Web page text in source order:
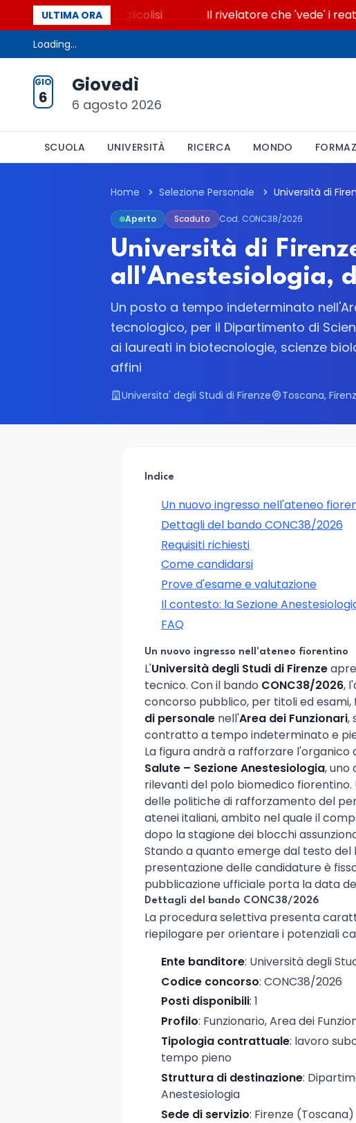
ULTIMA ORA
che accende la glicolisi Il rivelatore che 'vede' i
Loading...
GIO
6
Giovedì
6 agosto 2026
SCUOLA UNIVERSITÀ RICERCA MONDO
Home Selezione Personale
Aperto Scaduto Cod. CONC38/2026
Università di
all'Anestesiologia,
Un posto a tempo indeterminato
tecnologico, per il Dipartimento di
ai laureati in biotecnologie, scienze
affini
Universita' degli Studi di Firenze Toscana,
Indice
Un nuovo ingresso nell'ateneo
Dettagli del bando CONC38/2026
Requisiti richiesti
Come candidarsi
Prove d'esame e valutazione
Il contesto: la Sezione
FAQ
Un nuovo ingresso nell'ateneo fiorentino
L'Università degli Studi di Firenze
tecnico. Con il bando CONC38/2026,
concorso pubblico, per titoli ed esami,
di personale nell'Area dei Funzionari,
contratto a tempo indeterminato e
La figura andrà a rafforzare l'organico
Salute – Sezione Anestesiologia, uno
rilevanti del polo biomedico
delle politiche di rafforzamento del
atenei italiani, ambito nel quale il
dopo la stagione dei blocchi
Stando a quanto emerge dal testo
presentazione delle candidature è
pubblicazione ufficiale porta la data
Dettagli del bando CONC38/2026
La procedura selettiva presenta
riepilogare per orientare i potenziali
Ente banditore: Università degli
Codice concorso: CONC38/2026
Posti disponibili: 1
Profilo: Funzionario, Area dei
Tipologia contrattuale: lavoro
tempo pieno
Struttura di destinazione:
Anestesiologia
Sede di servizio: Firenze (Toscana)